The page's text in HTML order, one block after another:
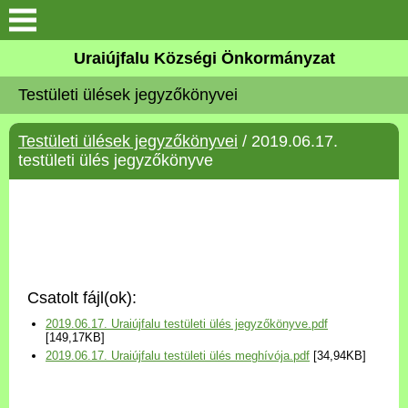
Köszöntő
Elérhetőségek
Uraiújfalu
Választási információk
Versenyképes Járások
Uraiújfalu Községi Önkormányzat
Testületi ülések jegyzőkönyvei
Testületi ülések jegyzőkönyvei / 2019.06.17.
testületi ülés jegyzőkönyve
Csatolt fájl(ok):
2019.06.17. Uraiújfalu testületi ülés jegyzőkönyve.pdf
[149,17KB]
2019.06.17. Uraiújfalu testületi ülés meghívója.pdf [34,94KB]